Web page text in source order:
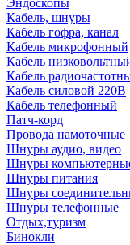
Эндоскопы
Кабель, шнуры
Кабель гофра, канал
Кабель микрофонный
Кабель
Кабель
Кабель силовой 220В
Кабель телефонный
Патч-корд
Провода намоточные
Шнуры аудио, видео
Шнуры
Шнуры питания
Шнуры
Шнуры телефонные
Отдых,туризм
Бинокли